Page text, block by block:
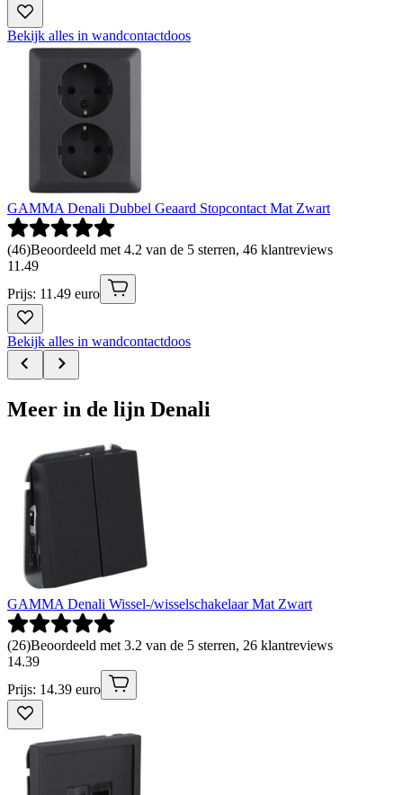
Bekijk alles in wandcontactdoos
GAMMA Denali Dubbel Geaard Stopcontact Mat Zwart
(46)Beoordeeld met 4.2 van de 5 sterren, 46 klantreviews
11 .49
Prijs: 11.49 euro
Bekijk alles in wandcontactdoos
Meer in de lijn Denali
GAMMA Denali Wissel-/wisselschakelaar Mat Zwart
(26)Beoordeeld met 3.2 van de 5 sterren, 26 klantreviews
14.39
Prijs: 14.39 euro